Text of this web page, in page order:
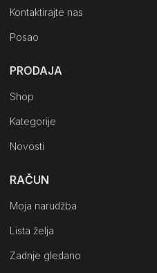
Kontaktirajte nas
Posao
PRODAJA
Shop
Kategorije
Novosti
RAČUN
Moja narudžba
Lista želja
Zadnje gledano